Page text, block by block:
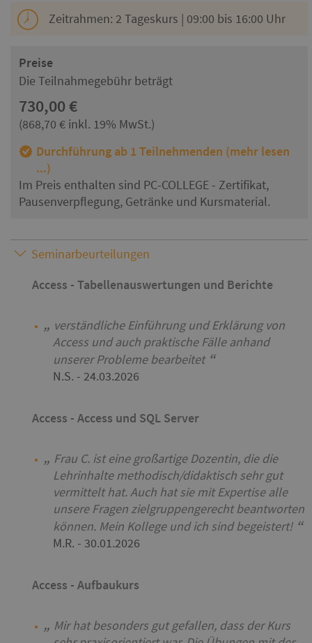
Zeitrahmen: 2 Tageskurs | 09:00 bis 16:00 Uhr
Preise
Die Teilnahmegebühr beträgt
730,00 €
(868,70 € inkl. 19% MwSt.)
Durchführung ab 1 Teilnehmenden (mehr lesen
...)
Im Preis enthalten sind PC-COLLEGE - Zertifikat,
Pausenverpflegung, Getränke und Kursmaterial.
Seminarbeurteilungen
Access - Tabellenauswertungen und Berichte
verständliche Einführung und Erklärung von
Access und auch praktische Fälle anhand
unserer Probleme bearbeitet
N.S. - 24.03.2026
Access - Access und SQL Server
Frau C. ist eine großartige Dozentin, die die
Lehrinhalte methodisch/didaktisch sehr gut
vermittelt hat. Auch hat sie mit Expertise alle
unsere Fragen zielgruppengerecht beantworten
können. Mein Kollege und ich sind begeistert!
M.R. - 30.01.2026
Access - Aufbaukurs
Mir hat besonders gut gefallen, dass der Kurs